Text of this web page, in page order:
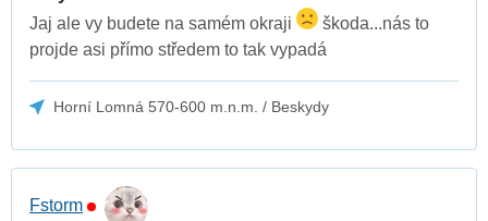
Jaj ale vy budete na samém okraji
škoda...nás to
projde asi přímo středem to tak vypadá
Horní Lomná 570-600 m.n.m. / Beskydy
Fstorm